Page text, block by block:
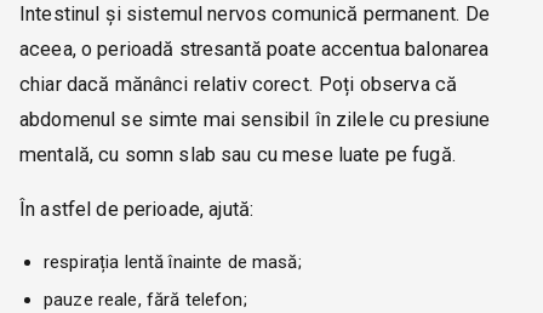
Intestinul și sistemul nervos comunică permanent. De
aceea, o perioadă stresantă poate accentua balonarea
chiar dacă mănânci relativ corect. Poți observa că
abdomenul se simte mai sensibil în zilele cu presiune
mentală, cu somn slab sau cu mese luate pe fugă.
În astfel de perioade, ajută:
respirația lentă înainte de masă;
pauze reale, fără telefon;